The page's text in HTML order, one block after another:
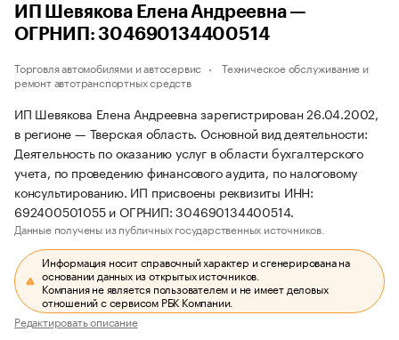
ИП Шевякова Елена Андреевна —
ОГРНИП: 304690134400514
Торговля автомобилями и автосервис
Техническое обслуживание и
ремонт автотранспортных средств
ИП Шевякова Елена Андреевна зарегистрирован 26.04.2002,
в регионе — Тверская область. Основной вид деятельности:
Деятельность по оказанию услуг в области бухгалтерского
учета, по проведению финансового аудита, по налоговому
консультированию. ИП присвоены реквизиты ИНН:
692400501055 и ОГРНИП: 304690134400514.
Данные получены из публичных государственных источников.
Информация носит справочный характер и сгенерирована на
основании данных из открытых источников.
Компания не является пользователем и не имеет деловых
отношений с сервисом РБК Компании.
Редактировать описание